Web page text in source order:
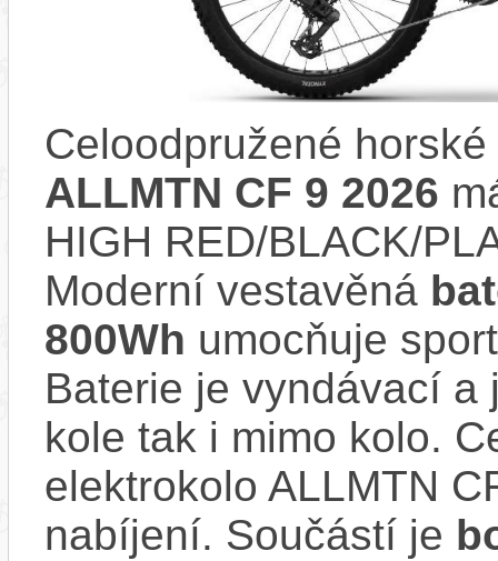
Celoodpružené
ALLMTN CF 9 2026
HIGH RED/BLACK/
Moderní vestavěná
800Wh umocňuje
Baterie je vyndávací
kole tak i mimo kolo.
elektrokolo ALLMTN
nabíjení. Součástí je